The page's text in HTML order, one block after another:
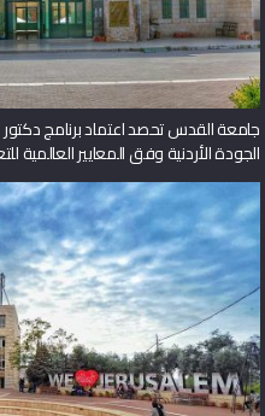
جامعة القدس تحصد اعتماد برنامج
الجودة الأردنية وفق المعايير العالمية